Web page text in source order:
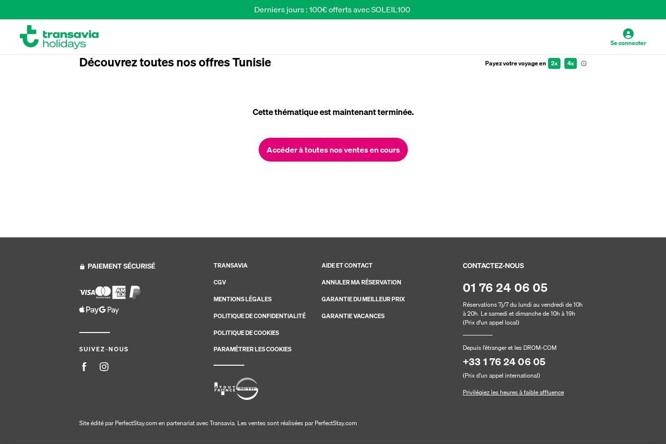
Derniers jours : 100€ offerts avec SOLEIL100
Se connecter
Découvrez toutes nos offres Tunisie Payez votre voyage en 2x 4x
Cette thématique est maintenant terminée.
Accéder à toutes nos ventes en cours
PAIEMENT SÉCURISÉ
SUIVEZ-NOUS
CONTACTEZ-NOUS
01 76 24 06 05
Réservations 7j/7 du lundi au vendredi de 10h
à 20h. Le samedi et dimanche de 10h à 19h
(Prix d'un appel local)
Depuis l’étranger et les DROM-COM
+33 1 76 24 06 05
(Prix d’un appel international)
Privilégiez les heures à faible affluence
TRANSAVIA
CGV
MENTIONS LÉGALES
POLITIQUE DE CONFIDENTIALITÉ
POLITIQUE DE COOKIES
PARAMÉTRER LES COOKIES
AIDE ET CONTACT
ANNULER MA RÉSERVATION
GARANTIE DU MEILLEUR PRIX
GARANTIE VACANCES
Site édité par PerfectStay.com en partenariat avec Transavia. Les ventes sont réalisées par PerfectStay.com